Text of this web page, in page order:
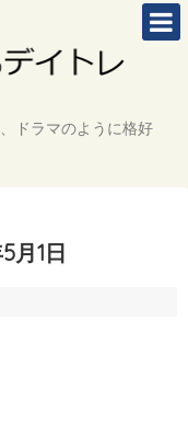
ドラマのように格好
月1日